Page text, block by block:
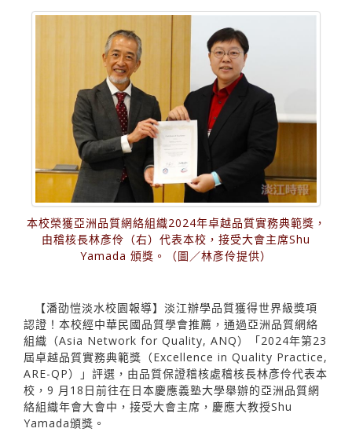
本校榮獲亞洲品質網絡組織2024年卓越品質實務典範獎，
由稽核長林彥伶（右）代表本校，接受大會主席Shu
Yamada 頒獎。（圖／林彥伶提供）
【潘劭愷淡水校園報導】淡江辦學品質獲得世界級獎項
認證！本校經中華民國品質學會推薦，通過亞洲品質網絡
組織（Asia Network for Quality, ANQ）「2024年第23
屆卓越品質實務典範獎（Excellence in Quality Practice,
ARE-QP）」評選，由品質保證稽核處稽核長林彥伶代表本
校，9 月18日前往在日本慶應義塾大學舉辦的亞洲品質網
絡組織年會大會中，接受大會主席，慶應大教授Shu
Yamada頒獎。